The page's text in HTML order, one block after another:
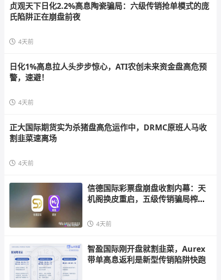
贞观天下日化2.2%高息陶瓷骗局：六级传销抢单模式的庞
氏陷阱正在崩盘前夜
4天前
日化1%高息拉人头步步惊心，ATI农创未来资金盘高危预
警，速避！
4天前
正大国际期货实为杀猪盘高危运作中，DRMC原班人马收
割韭菜速离场
4天前
信德国际彩票盘崩盘收割内幕：天
机阁换皮重启，五级传销骗局榨干
4天前
智盈国际刚开盘就割韭菜，Aurex
带单高息返利是新型传销陷阱快跑